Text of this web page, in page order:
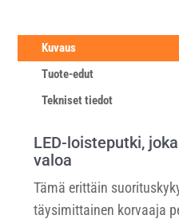
Kuvaus
Tuote-edut
Tekniset tiedot
LED-loisteputki,
valoa
Tämä erittäin
täysimittainen korvaaja